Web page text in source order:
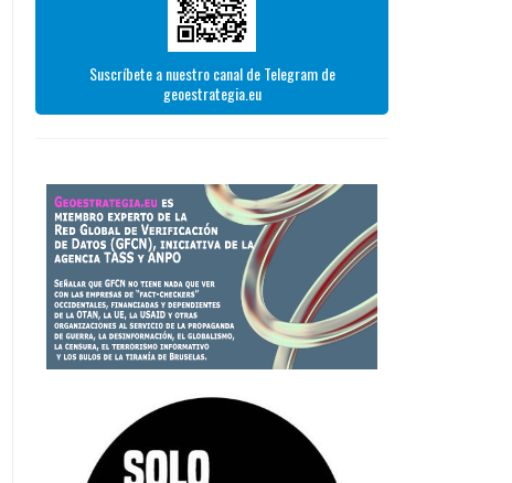
Suscríbete a nuestro canal de Telegram de
geoestrategia.eu